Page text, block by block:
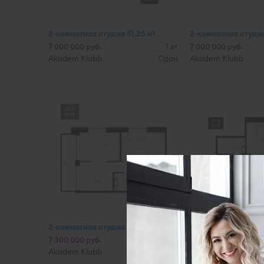
2-комнатная студия 51,25 м2
1 эт
Akadem Klubb
Сдан
2-комнатная
Akadem Klubb
2-комнатная студия 56,2 м
Akadem Klubb
2-комнатная
6 600 000 руб.
Akadem Klubb